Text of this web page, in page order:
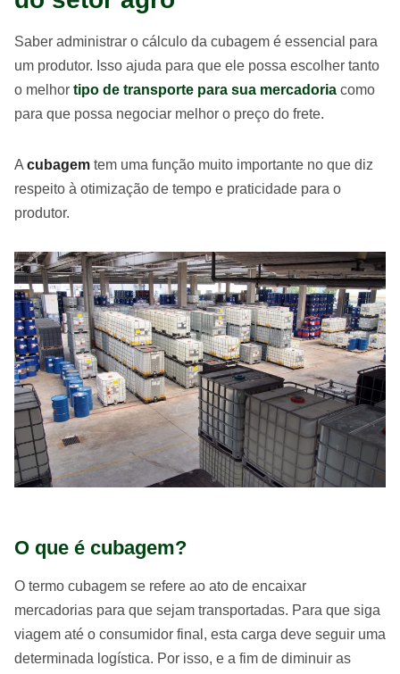
Saber administrar o cálculo da cubagem é essencial para
um produtor. Isso ajuda para que ele possa escolher tanto
o melhor tipo de transporte para sua mercadoria como
para que possa negociar melhor o preço do frete.
A cubagem tem uma função muito importante no que diz
respeito à otimização de tempo e praticidade para o
produtor.
O que é cubagem?
O termo cubagem se refere ao ato de encaixar
mercadorias para que sejam transportadas. Para que siga
viagem até o consumidor final, esta carga deve seguir uma
determinada logística. Por isso, e a fim de diminuir as